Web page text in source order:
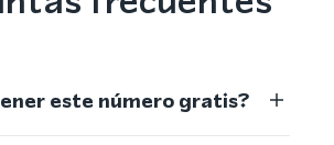
este número gratis?